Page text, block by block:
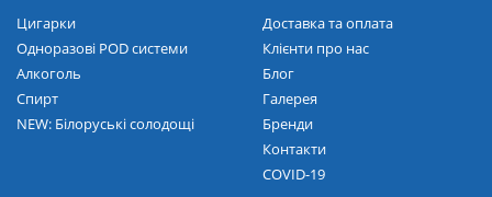
Цигарки
Одноразові POD системи
Алкоголь
Спирт
NEW: Білоруські солодощі
Доставка та оплата
Клієнти про нас
Блог
Галерея
Бренди
Контакти
COVID-19